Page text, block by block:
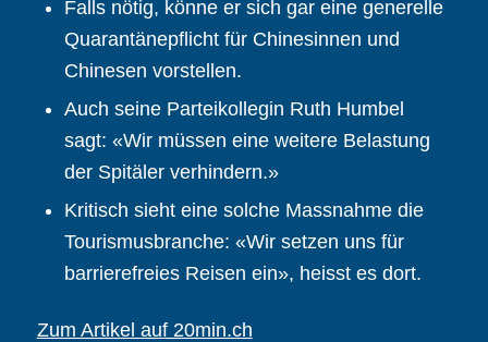
Falls nötig, könne er sich gar eine generelle
Quarantänepflicht für Chinesinnen und
Chinesen vorstellen.
Auch seine Parteikollegin Ruth Humbel
sagt: «Wir müssen eine weitere Belastung
der Spitäler verhindern.»
Kritisch sieht eine solche Massnahme die
Tourismusbranche: «Wir setzen uns für
barrierefreies Reisen ein», heisst es dort.
Zum Artikel auf 20min.ch